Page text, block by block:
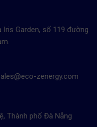
Iris Garden, số 119 đường
zenergy.com
Thành phố Đà Nẵng